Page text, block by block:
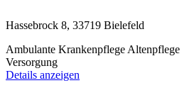
Hassebrock 8, 33719 Bielefeld
Ambulante Krankenpflege Altenpflege
Versorgung
Details anzeigen